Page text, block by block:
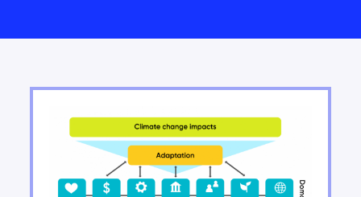
Remerciements
Structure du rapport